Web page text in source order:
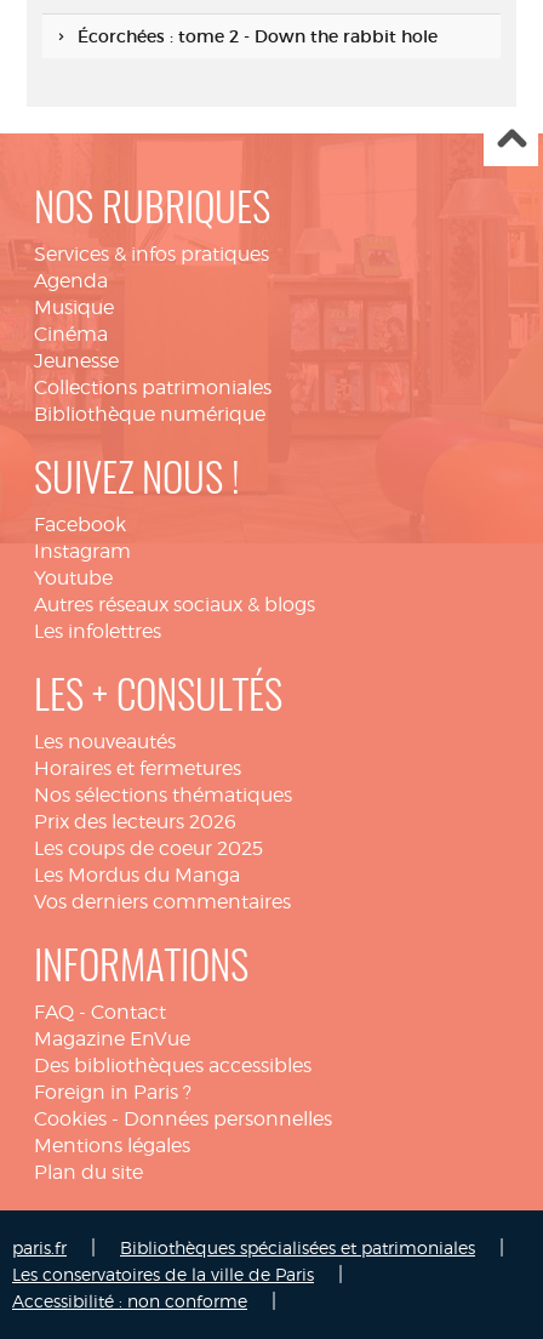
Écorchées : tome 2 - Down the rabbit hole
NOS RUBRIQUES
Services & infos pratiques
Agenda
Musique
Cinéma
Jeunesse
Collections patrimoniales
Bibliothèque numérique
SUIVEZ NOUS !
Facebook
Instagram
Youtube
Autres réseaux sociaux & blogs
Les infolettres
LES + CONSULTÉS
Les nouveautés
Horaires et fermetures
Nos sélections thématiques
Prix des lecteurs 2026
Les coups de coeur 2025
Les Mordus du Manga
Vos derniers commentaires
INFORMATIONS
FAQ - Contact
Magazine EnVue
Des bibliothèques accessibles
Foreign in Paris ?
Cookies - Données personnelles
Mentions légales
Plan du site
paris.fr Bibliothèques spécialisées et patrimoniales
Les conservatoires de la ville de Paris
Accessibilité : non conforme